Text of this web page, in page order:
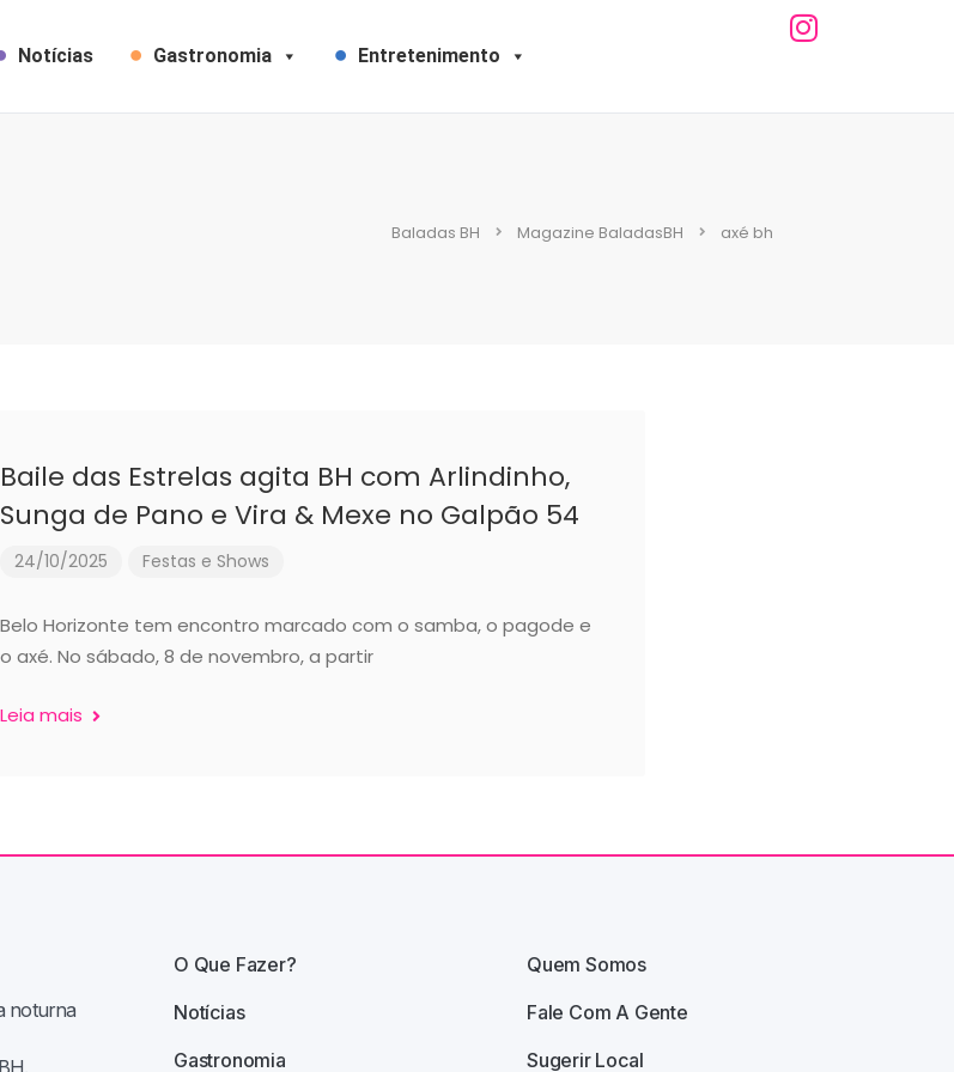
Notícias Gastronomia Entretenimento
Baladas BH Magazine BaladasBH axé bh
Baile das Estrelas agita BH com Arlindinho,
Sunga de Pano e Vira & Mexe no Galpão 54
24/10/2025 Festas e Shows
Belo Horizonte tem encontro marcado com o samba, o pagode e
o axé. No sábado, 8 de novembro, a partir
Leia mais
noturna
O Que Fazer?
Notícias
Gastronomia
Quem Somos
Fale Com A Gente
Sugerir Local